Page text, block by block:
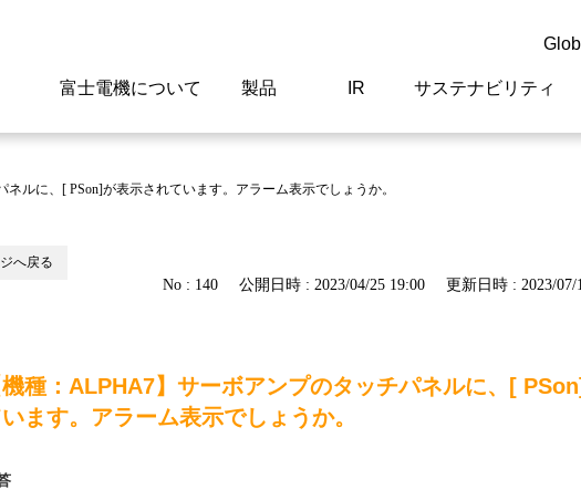
富士電機について
ご挨拶
企業活動 研究開発
製品
駆動制御機器
監視制御システム 監視・診断システム
IR
経営情報
サステナビリティ
マテリアリティ
新卒採用情報
よくあるご質問
ネルに、[ PSon]が表示されています。アラーム表示でしょうか。
へ戻る
No : 140 公開日時 : 2023/04/25 19:00 更新日時 : 2023/07/
機種：ALPHA7】サーボアンプのタッチパネルに、[
ます。アラーム表示でしょうか。